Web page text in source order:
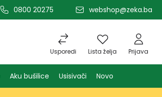
0800 20275 webshop@zeka.ba
Usporedi Lista želja Prijava
Aku bušilice Usisivači Novo